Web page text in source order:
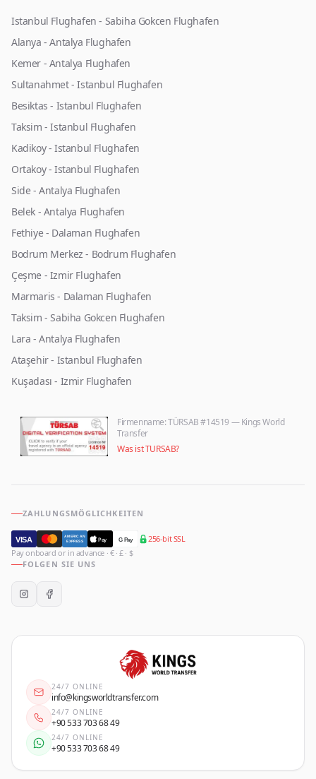
Istanbul Flughafen - Sabiha Gokcen Flughafen
Alanya - Antalya Flughafen
Kemer - Antalya Flughafen
Sultanahmet - Istanbul Flughafen
Besiktas - Istanbul Flughafen
Taksim - Istanbul Flughafen
Kadikoy - Istanbul Flughafen
Ortakoy - Istanbul Flughafen
Side - Antalya Flughafen
Belek - Antalya Flughafen
Fethiye - Dalaman Flughafen
Bodrum Merkez - Bodrum Flughafen
Çeşme - Izmir Flughafen
Marmaris - Dalaman Flughafen
Taksim - Sabiha Gokcen Flughafen
Lara - Antalya Flughafen
Ataşehir - Istanbul Flughafen
Kuşadası - Izmir Flughafen
Firmenname: TÜRSAB #14519 — Kings World
Transfer
Was ist TURSAB?
ZAHLUNGSMÖGLICHKEITEN
VISA
AMERICAN
EXPRESS
Pay G Pay
256-bit SSL
Pay onboard or in advance · € · £ · $
FOLGEN SIE UNS
24/7 ONLINE
info@kingsworldtransfer.com
24/7 ONLINE
+90 533 703 68 49
24/7 ONLINE
+90 533 703 68 49